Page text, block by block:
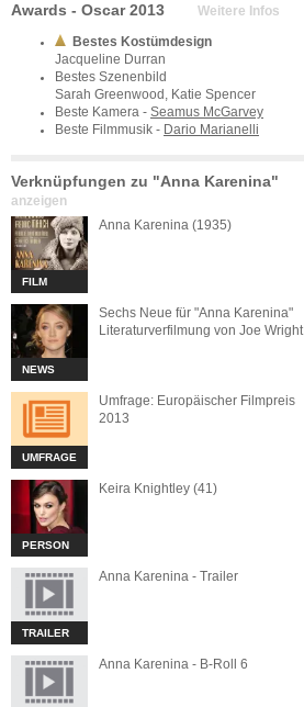
Awards - Oscar 2013 Weitere Infos
Bestes Kostümdesign
Jacqueline Durran
Bestes Szenenbild
Sarah Greenwood, Katie Spencer
Beste Kamera - Seamus McGarvey
Beste Filmmusik - Dario Marianelli
Verknüpfungen zu "Anna Karenina"
anzeigen
FILM
Anna Karenina (1935)
NEWS
Sechs Neue für "Anna Karenina"
Literaturverfilmung von Joe Wright
UMFRAGE
Umfrage: Europäischer Filmpreis
2013
PERSON
Keira Knightley (41)
TRAILER
Anna Karenina - Trailer
Anna Karenina - B-Roll 6